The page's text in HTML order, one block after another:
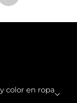
color en ropa